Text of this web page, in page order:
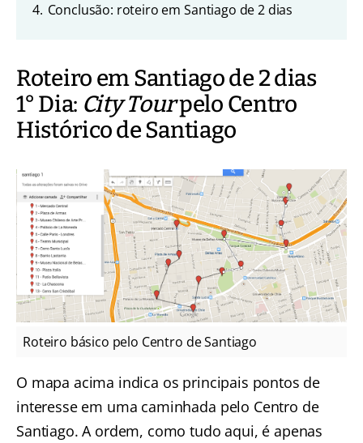
4. Conclusão: roteiro em Santiago de 2 dias
Roteiro em Santiago de 2 dias
1° Dia: City Tourpelo Centro
Histórico de Santiago
Roteiro básico pelo Centro de Santiago
O mapa acima indica os principais pontos de
interesse em uma caminhada pelo Centro de
Santiago. A ordem, como tudo aqui, é apenas